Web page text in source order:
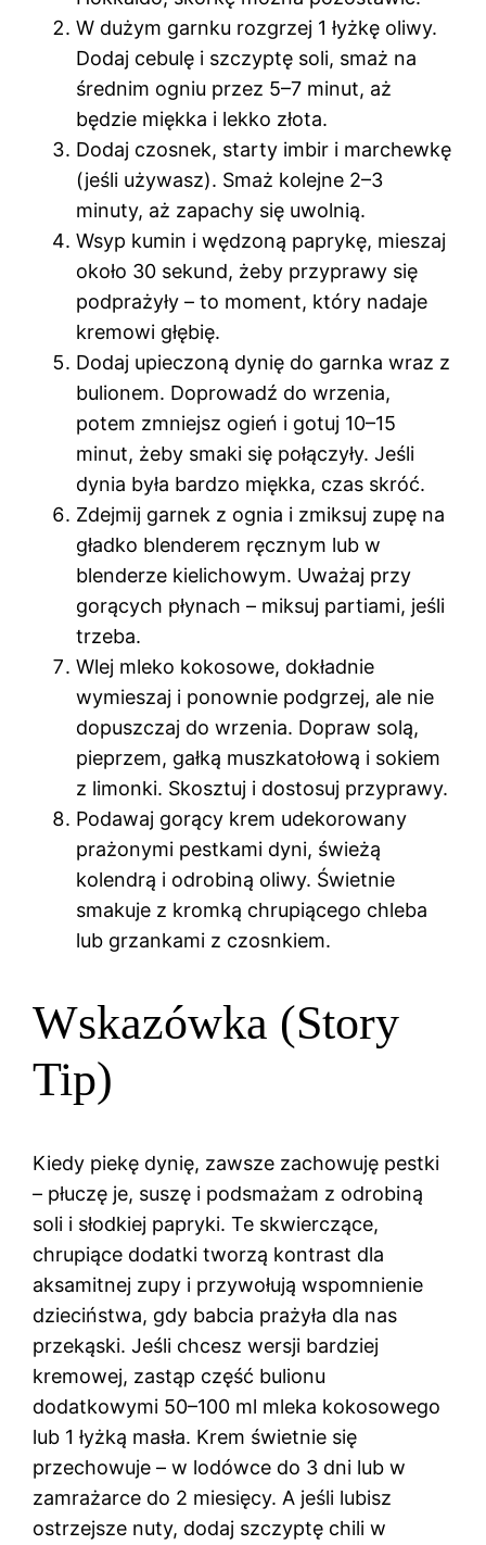
W dużym garnku rozgrzej 1 łyżkę oliwy.
Dodaj cebulę i szczyptę soli, smaż na
średnim ogniu przez 5–7 minut, aż
będzie miękka i lekko złota.
Dodaj czosnek, starty imbir i marchewkę
(jeśli używasz). Smaż kolejne 2–3
minuty, aż zapachy się uwolnią.
Wsyp kumin i wędzoną paprykę, mieszaj
około 30 sekund, żeby przyprawy się
podprażyły – to moment, który nadaje
kremowi głębię.
Dodaj upieczoną dynię do garnka wraz z
bulionem. Doprowadź do wrzenia,
potem zmniejsz ogień i gotuj 10–15
minut, żeby smaki się połączyły. Jeśli
dynia była bardzo miękka, czas skróć.
Zdejmij garnek z ognia i zmiksuj zupę na
gładko blenderem ręcznym lub w
blenderze kielichowym. Uważaj przy
gorących płynach – miksuj partiami, jeśli
trzeba.
Wlej mleko kokosowe, dokładnie
wymieszaj i ponownie podgrzej, ale nie
dopuszczaj do wrzenia. Dopraw solą,
pieprzem, gałką muszkatołową i sokiem
z limonki. Skosztuj i dostosuj przyprawy.
Podawaj gorący krem udekorowany
prażonymi pestkami dyni, świeżą
kolendrą i odrobiną oliwy. Świetnie
smakuje z kromką chrupiącego chleba
lub grzankami z czosnkiem.
Wskazówka (Story
Tip)
Kiedy piekę dynię, zawsze zachowuję pestki
– płuczę je, suszę i podsmażam z odrobiną
soli i słodkiej papryki. Te skwierczące,
chrupiące dodatki tworzą kontrast dla
aksamitnej zupy i przywołują wspomnienie
dzieciństwa, gdy babcia prażyła dla nas
przekąski. Jeśli chcesz wersji bardziej
kremowej, zastąp część bulionu
dodatkowymi 50–100 ml mleka kokosowego
lub 1 łyżką masła. Krem świetnie się
przechowuje – w lodówce do 3 dni lub w
zamrażarce do 2 miesięcy. A jeśli lubisz
ostrzejsze nuty, dodaj szczyptę chili w